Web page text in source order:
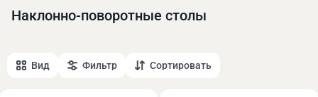
Наклонно-поворотные столы
Вид Фильтр Сортировать